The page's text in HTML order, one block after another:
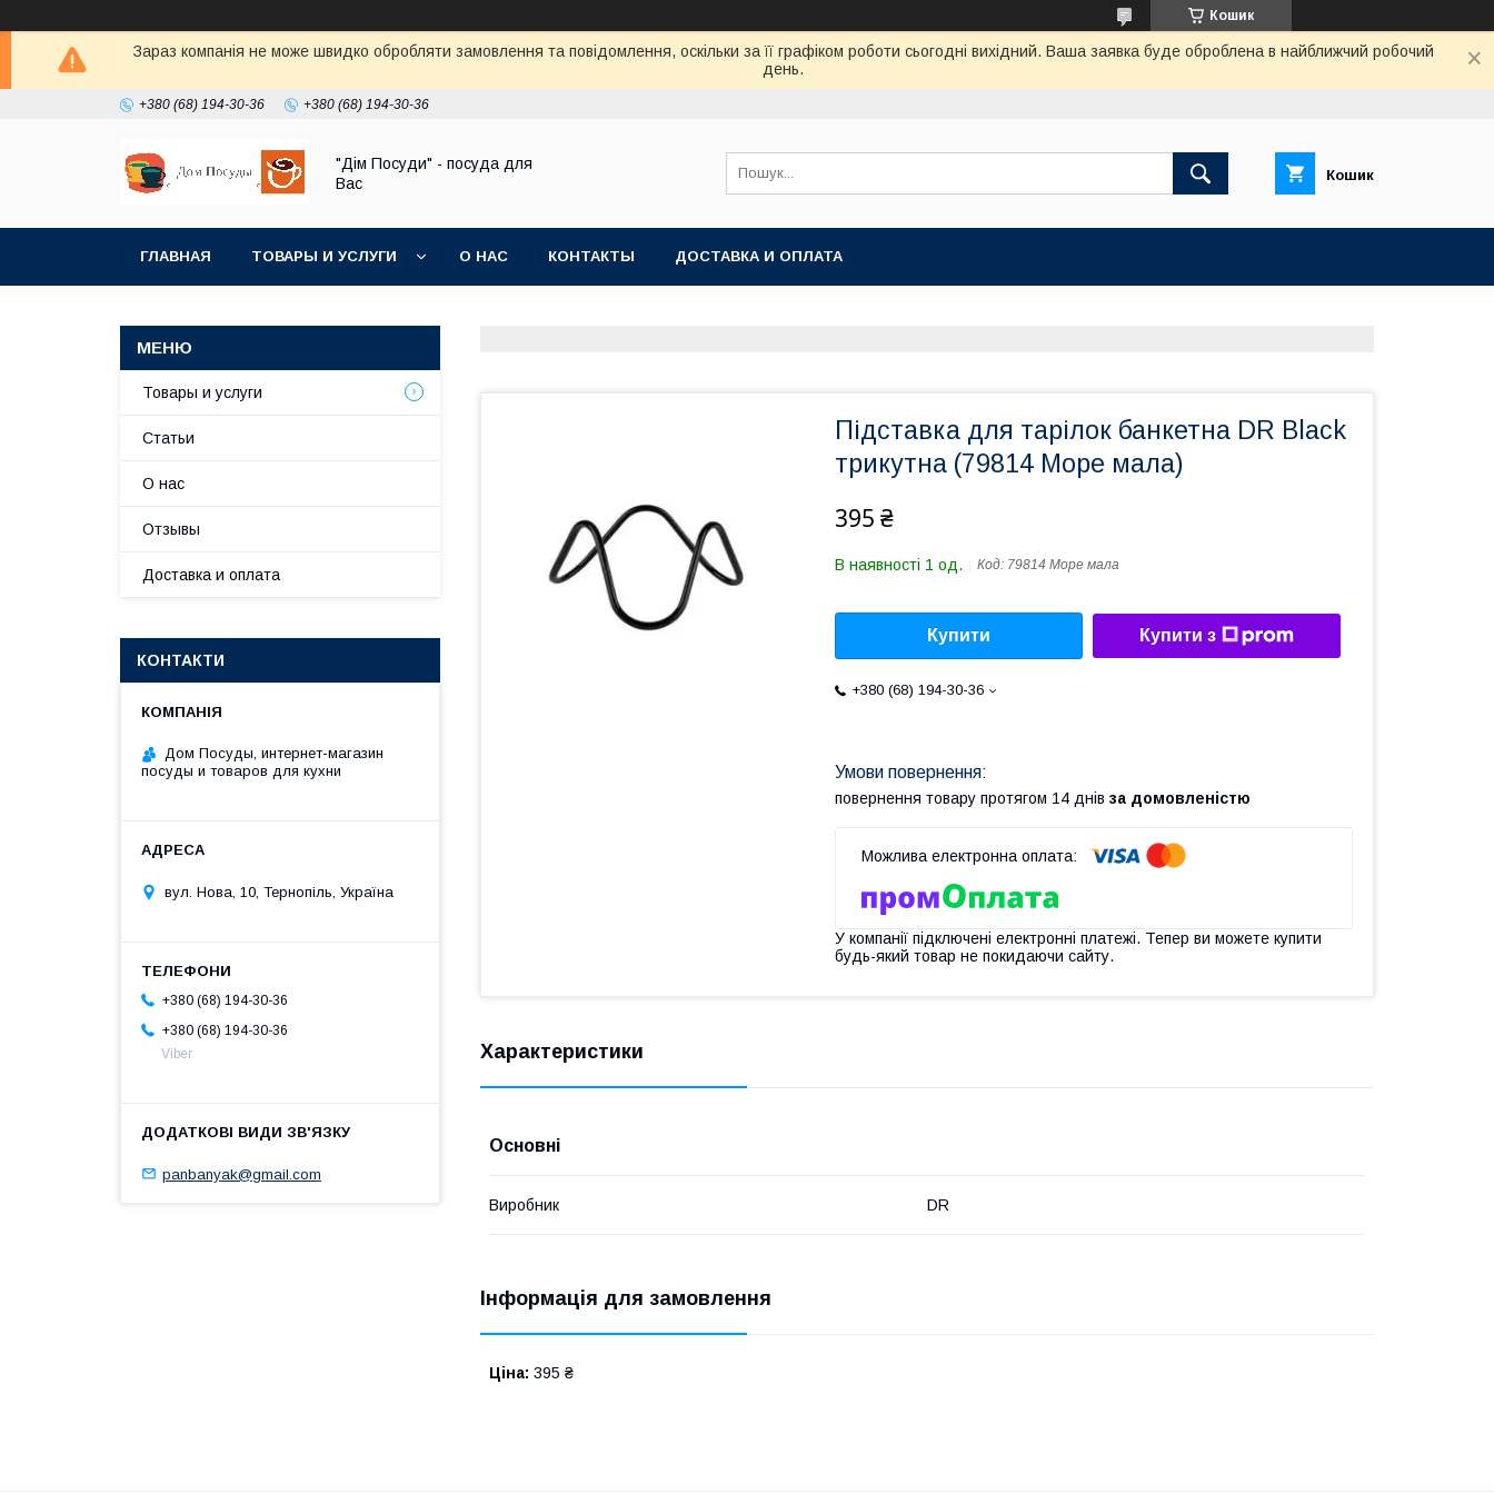
Кошик
Зараз компанія не може швидко обробляти замовлення та повідомлення, оскільки за її графіком роботи сьогодні вихідний. Ваша заявка буде оброблена в найближчий робочий
день.
+380 (68) 194-30-36 +380 (68) 194-30-36
"Дім Посуди" - посуда для
Вас
Кошик
ГЛАВНАЯ ТОВАРЫ И УСЛУГИ О НАС КОНТАКТЫ ДОСТАВКА И ОПЛАТА
Підставка для тарілок банкетна DR Black
трикутна (79814 Море мала)
395 ₴
В наявності 1 од. Код: 79814 Море мала
Купити Купити з
+380 (68) 194-30-36
повернення товару протягом 14 днів за домовленістю
У компанії підключені електронні платежі. Тепер ви можете купити
будь-який товар не покидаючи сайту.
Характеристики
Основні
Виробник DR
Інформація для замовлення
Ціна: 395 ₴
Товары и услуги
Статьи
О нас
Отзывы
Доставка и оплата
КОНТАКТИ
Дом Посуды, интернет-магазин
посуды и товаров для кухни
вул. Нова, 10, Тернопіль, Україна
+380 (68) 194-30-36
+380 (68) 194-30-36
Viber
panbanyak@gmail.com